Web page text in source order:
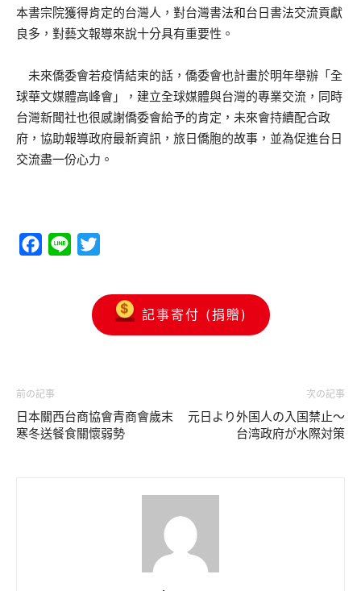
本書宗院獲得肯定的台灣人，對台灣書法和台日書法交流貢獻
良多，對藝文報導來說十分具有重要性。
未來僑委會若疫情結束的話，僑委會也計畫於明年舉辦「全
球華文媒體高峰會」，建立全球媒體與台灣的專業交流，同時
台灣新聞社也很感謝僑委會給予的肯定，未來會持續配合政
府，協助報導政府最新資訊，旅日僑胞的故事，並為促進台日
交流盡一份心力。
Facebook
Line
記事寄付 (捐贈)
前の記事
日本關西台商協會青商會歲末
寒冬送餐食關懷弱勢
次の記事
元日より外国人の入国禁止～
台湾政府が水際対策